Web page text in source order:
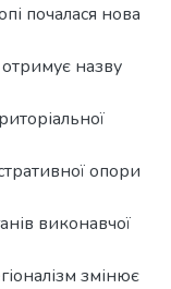
почалася нова
назву
опори
виконавчої
змінює